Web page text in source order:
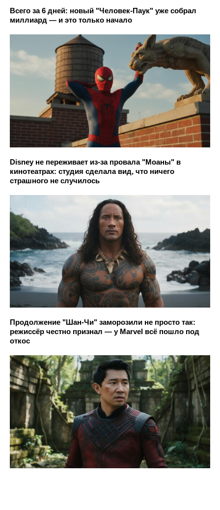
Всего за 6 дней: новый "Человек-Паук" уже собрал
миллиард — и это только начало
Disney не переживает из-за провала "Моаны" в
кинотеатрах: студия сделала вид, что ничего
страшного не случилось
Продолжение "Шан-Чи" заморозили не просто так:
режиссёр честно признал — у Marvel всё пошло под
откос